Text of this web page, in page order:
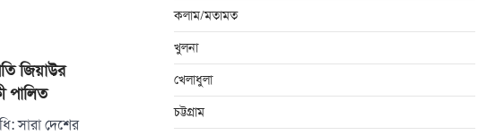
জিয়াউর
পালিত
সারা দেশের
কলাম/মতামত
খুলনা
খেলাধুলা
চট্টগ্রাম